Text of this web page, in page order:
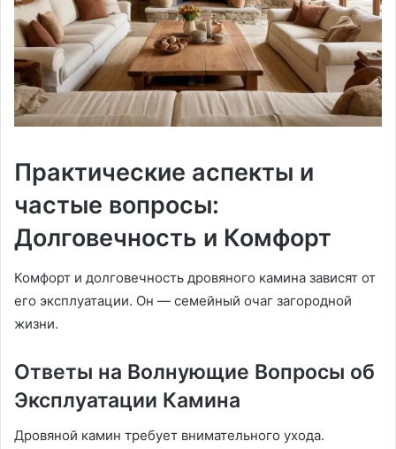
Практические аспекты и
частые вопросы:
Долговечность и Комфорт
Комфорт и долговечность дровяного камина зависят от
его эксплуатации. Он — семейный очаг загородной
жизни.
Ответы на Волнующие Вопросы об
Эксплуатации Камина
Дровяной камин требует внимательного ухода.